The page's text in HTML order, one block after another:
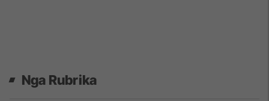
Nga Rubrika